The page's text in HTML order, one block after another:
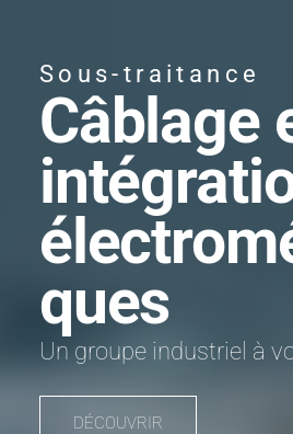
Sous-traitance
Câblage
ques
Un groupe industriel à
DÉCOUVRIR